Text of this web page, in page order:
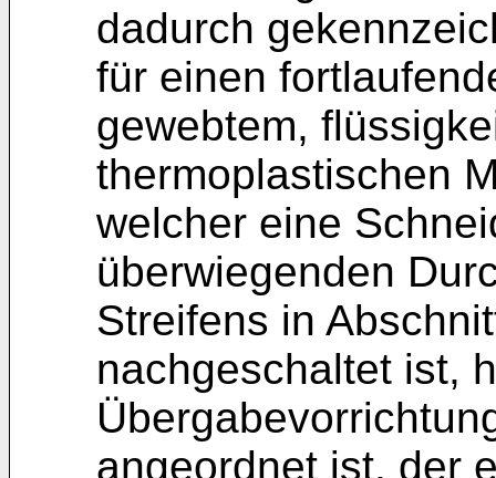
dadurch
für einen
gewebtem,
thermoplastischen
welcher eine
überwiegenden
Streifens in
nachgeschaltet ist,
angeordnet ist, der